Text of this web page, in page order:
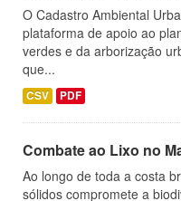
O Cadastro Ambiental
plataforma de apoio ao
verdes e da arborização
que...
CSV PDF
Combate ao Lixo no
Ao longo de toda a costa
sólidos compromete a